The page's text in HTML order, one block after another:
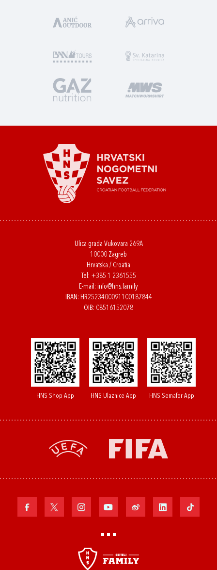
Ulica grada Vukovara 269A
10000 Zagreb
Hrvatska / Croatia
Tel: +385 1 2361555
E-mail: info@hns.family
IBAN: HR2523400091100187844
OIB: 08516152078
HNS Shop App HNS Ulaznice App HNS Semafor App